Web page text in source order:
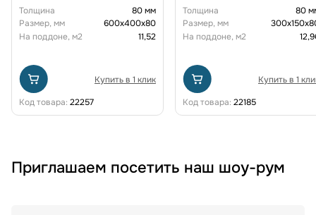
Толщина
80 мм
Размер, мм
600х400х80
На поддоне, м2
11,52
Купить в 1 клик
Код товара: 22257
Толщина
80
Размер, мм
На поддоне, м2
Купить в 1
Код товара: 22185
Приглашаем посетить наш шоу-рум